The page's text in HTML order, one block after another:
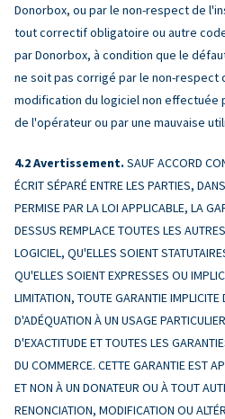
Donorbox, ou par le non-respect de
tout correctif obligatoire ou autre
par Donorbox, à condition que le
ne soit pas corrigé par le non-respect
modification du logiciel non effectuée
de l'opérateur ou par une mauvaise
Avertissement. SAUF ACCORD
ÉCRIT SÉPARÉ ENTRE LES PARTIES,
PERMISE PAR LA LOI APPLICABLE, LA
DESSUS REMPLACE TOUTES LES
LOGICIEL, QU'ELLES SOIENT
QU'ELLES SOIENT EXPRESSES OU
LIMITATION, TOUTE GARANTIE IMPLICITE
D'ADÉQUATION À UN USAGE
D'EXACTITUDE ET TOUTES LES
DU COMMERCE. CETTE GARANTIE EST
ET NON À UN DONATEUR OU À TOUT
RENONCIATION, MODIFICATION OU